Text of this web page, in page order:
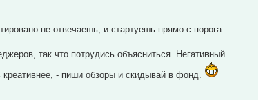
не отвечаешь, и стартуешь прямо с порога
так что потрудись объясниться. Негативный
- пиши обзоры и скидывай в фонд.